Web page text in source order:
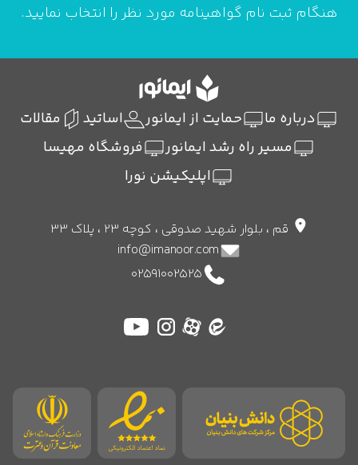
هنگام ثبت نام گواهینامه مورد نظر را انتخاب نمایید.
درباره ما حمایت از ایمانور اساتید
مقالات
مسیر راه رشد ایمانور
فروشگاه مهیسا
اپلیکیشن نورا
قم ، بلوار شهید صدوقی ، کوچه 23 ، پلاک 33
info@imanoor.com
02591002525